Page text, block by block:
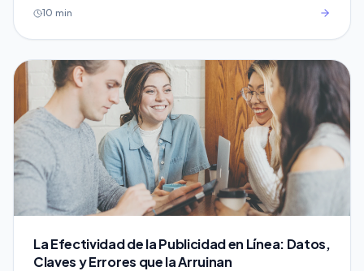
10 min
La Efectividad de la Publicidad en Línea: Datos,
Claves y Errores que la Arruinan